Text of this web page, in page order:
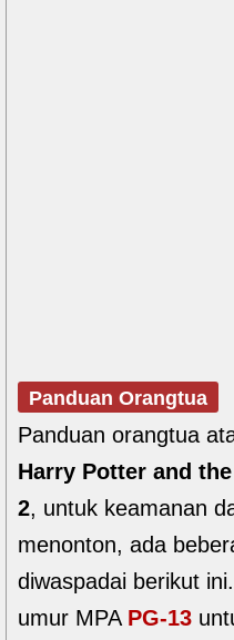
Panduan Orangtua
Panduan orangtua
Harry Potter and
2, untuk keamanan
menonton, ada
diwaspadai berikut
umur MPA PG-13